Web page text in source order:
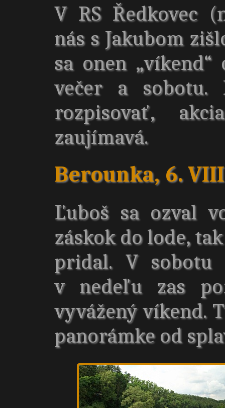
V RS Ředkovec
nás s Jakubom
sa onen
večer a sobotu.
rozpisovať,
zaujímavá.
Berounka, 6.
Ľuboš sa ozval
záskok do lode,
pridal. V sobotu
v nedeľu zas
vyvážený víkend.
panorámke od